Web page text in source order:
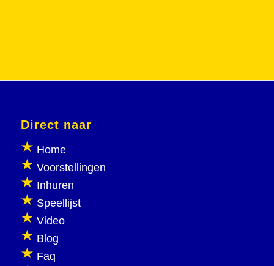
Direct naar
Home
Voorstellingen
Inhuren
Speellijst
Video
Blog
Faq